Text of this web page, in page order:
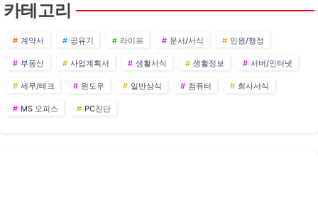
카테고리
계약서 공유기 라이프 문서/서식 민원/행정
부동산 사업계획서 생활서식 생활정보 서버/인터넷
세무/테크 윈도우 일반상식 컴퓨터 회사서식
MS 오피스 PC진단